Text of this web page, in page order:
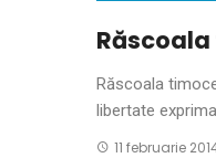
Răscoala
libertate
11 februarie